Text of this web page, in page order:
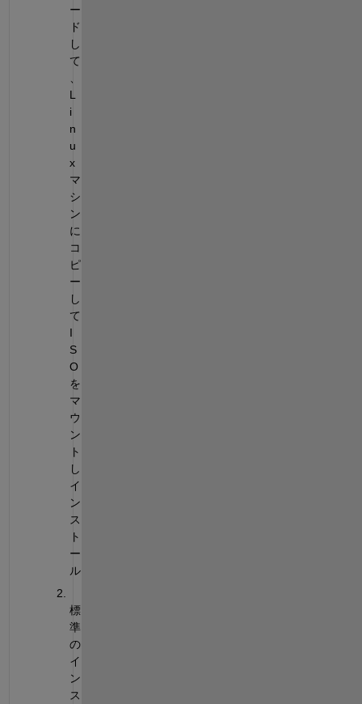
ー
ド
し
て
L
i
n
u
x
マ
シ
ン
に
コ
ピ
ー
し
て
I
S
O
を
マ
ウ
ン
ト
し
イ
ン
ス
ト
ー
ル
標
準
の
イ
ン
ス